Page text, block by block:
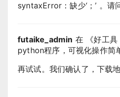
syntaxError：缺少‘；’ 。请
futaike_admin 在 《好工
python程序，可视化操作简
再试试。我们确认了，下载